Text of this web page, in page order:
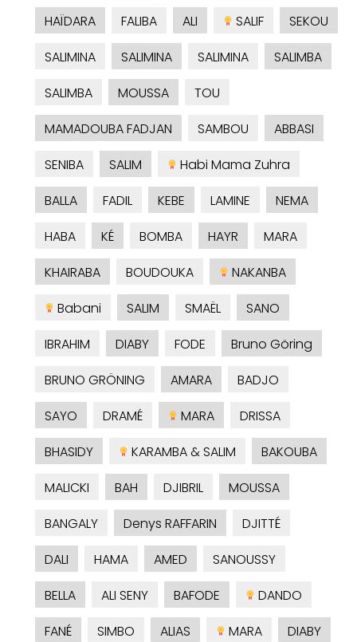
HAÏDARA
FALIBA ALI SALIF
SEKOU
SALIMINA
SALIMINA SALIMINA
SALIMBA
SALIMBA
MOUSSA
TOU
MAMADOUBA FADJAN
SAMBOU
ABBASI
SENIBA
SALIM
Habi Mama Zuhra
BALLA
FADIL KEBE LAMINE
NEMA
HABA
KÉ BOMBA HAYR
MARA
KHAIRABA
BOUDOUKA
NAKANBA
Babani
SALIM SMAËL
SANO
IBRAHIM
DIABY FODE
Bruno Göring
BRUNO GRÖNING
AMARA
BADJO
SAYO
DRAMÉ MARA
DRISSA
BHASIDY
KARAMBA & SALIM
BAKOUBA
MALICKI
BAH DJIBRIL
MOUSSA
BANGALY
Denys RAFFARIN
DJITTÉ
DALI
HAMA AMED
SANOUSSY
BELLA
ALI SENY BAFODE
DANDO
FANÉ
SIMBO ALIAS MARA
DIABY